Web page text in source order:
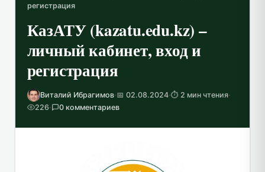
регистрация
КазАТУ (kazatu.edu.kz) –
личный кабинет, вход и
регистрация
Виталий Ибрагимов·📅 02.08.2024·⏱️ 2 мин чтения·
226· 0 комментариев